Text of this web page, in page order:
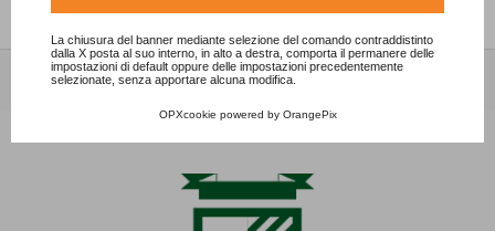
La chiusura del banner mediante selezione del comando contraddistinto
dalla X posta al suo interno, in alto a destra, comporta il permanere delle
impostazioni di default oppure delle impostazioni precedentemente
selezionate, senza apportare alcuna modifica.
OPXcookie powered by OrangePix